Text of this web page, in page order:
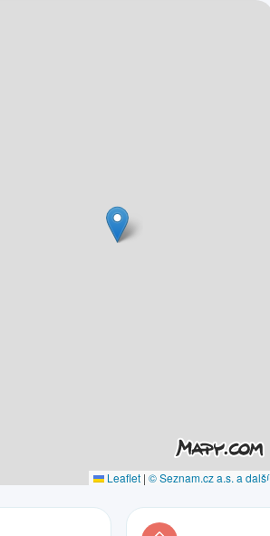
Leaflet | © Seznam.cz a.s. a další